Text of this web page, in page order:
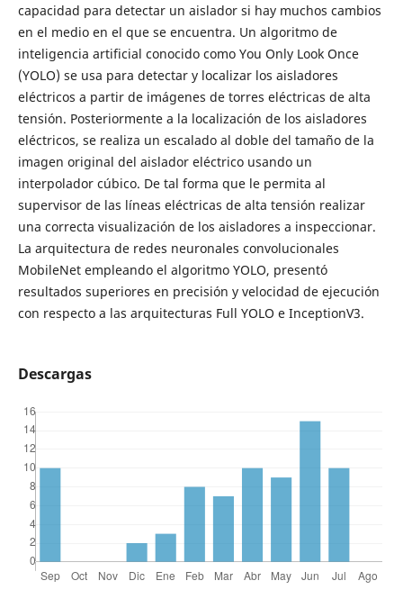
capacidad para detectar un aislador si hay muchos cambios
en el medio en el que se encuentra. Un algoritmo de
inteligencia artificial conocido como You Only Look Once
(YOLO) se usa para detectar y localizar los aisladores
eléctricos a partir de imágenes de torres eléctricas de alta
tensión. Posteriormente a la localización de los aisladores
eléctricos, se realiza un escalado al doble del tamaño de la
imagen original del aislador eléctrico usando un
interpolador cúbico. De tal forma que le permita al
supervisor de las líneas eléctricas de alta tensión realizar
una correcta visualización de los aisladores a inspeccionar.
La arquitectura de redes neuronales convolucionales
MobileNet empleando el algoritmo YOLO, presentó
resultados superiores en precisión y velocidad de ejecución
con respecto a las arquitecturas Full YOLO e InceptionV3.
Descargas